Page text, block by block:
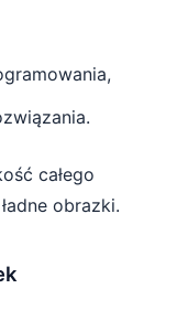
całego
obrazki.